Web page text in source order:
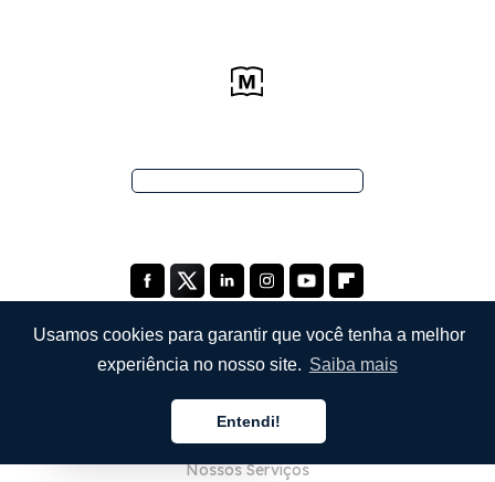
Usamos cookies para garantir que você tenha a melhor
experiência no nosso site. Saiba mais
Entendi!
Sobre Nós
Nossos Serviços
Português